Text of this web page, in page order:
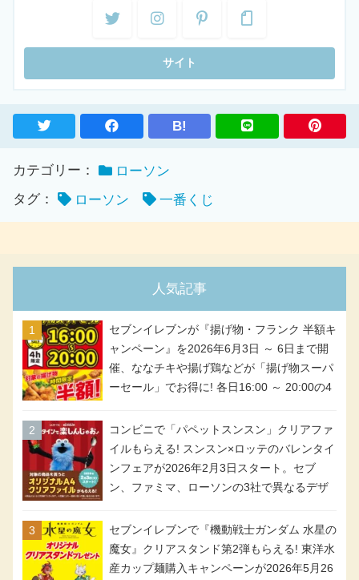
B!
カテゴリー：
ローソン
タグ：
ローソン 一番くじ
人気記事
セブンイレブンが『揚げ物・フランク 半額キ
ャンペーン』を2026年6月3日 ～ 6日まで開
催、ななチキや揚げ鶏などが「揚げ物スーパ
ーセール」でお得に! 各日16:00 ～ 20:00の4
アメリカンドッグが税抜き69円!
コンビニで「パペットスンスン」クリアファ
イルもらえる! スンスン×ロッテのバレンタイ
ンフェアが2026年2月3日スタート。セブ
ン、ファミマ、ローソンの3社で異なるデザ
セブンイレブンで『機動戦士ガンダム 水星の
魔女』クリアスタンド第2弾もらえる! 東洋水
産カップ麺購入キャンペーンが2026年5月26